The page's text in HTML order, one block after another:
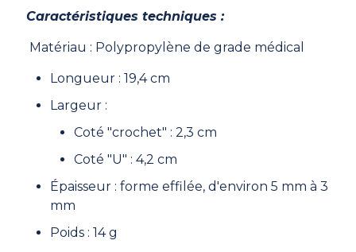
Caractéristiques techniques :
Matériau : Polypropylène de grade médical
Longueur : 19,4 cm
Largeur :
Coté "crochet" : 2,3 cm
Coté "U" : 4,2 cm
Épaisseur : forme effilée, d'environ 5 mm à 3
mm
Poids : 14 g